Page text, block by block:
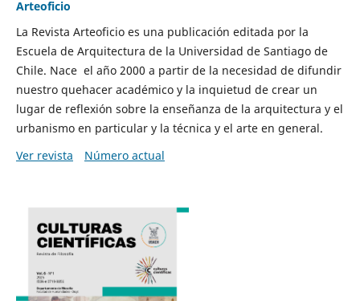
Arteoficio
La Revista Arteoficio es una publicación editada por la
Escuela de Arquitectura de la Universidad de Santiago de
Chile. Nace el año 2000 a partir de la necesidad de difundir
nuestro quehacer académico y la inquietud de crear un
lugar de reflexión sobre la enseñanza de la arquitectura y el
urbanismo en particular y la técnica y el arte en general.
Ver revista
Número actual